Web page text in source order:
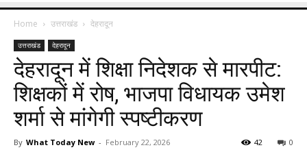
Home उत्तराखंड देहरादून
उत्तराखंड देहरादून
देहरादून में शिक्षा निदेशक से मारपीट:
शिक्षकों में रोष, भाजपा विधायक उमेश
शर्मा से मांगेगी स्पष्टीकरण
By What Today New - February 22, 2026 0
42